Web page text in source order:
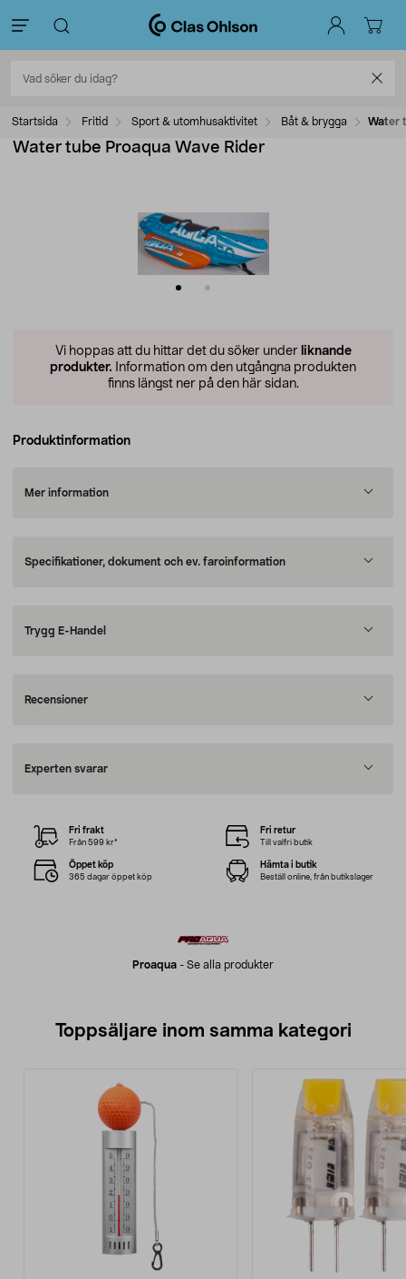
Startsida Fritid Sport & utomhusaktivitet Båt & brygga Water
Water tube Proaqua Wave Rider
Vi hoppas att du hittar det du söker under liknande
produkter. Information om den utgångna produkten
finns längst ner på den här sidan.
Produktinformation
Mer information
Specifikationer, dokument och ev. faroinformation
Trygg E-Handel
Recensioner
Experten svarar
Proaqua - Se alla produkter
Fri frakt
Från 599 kr*
Fri retur
Till valfri butik
Öppet köp
365 dagar öppet köp
Hämta i butik
Beställ online, från butikslager
Toppsäljare inom samma kategori